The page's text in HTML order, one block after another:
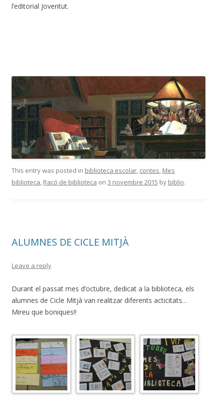
l’editorial Joventut.
This entry was posted in biblioteca escolar, contes, Mes
biblioteca, Racó de biblioteca on 3 novembre 2015 by biblio.
ALUMNES DE CICLE MITJÀ
Leave a reply
Durant el passat mes d’octubre, dedicat a la biblioteca, els
alumnes de Cicle Mitjà van realitzar diferents acticitats…
Mireu que boniques!!